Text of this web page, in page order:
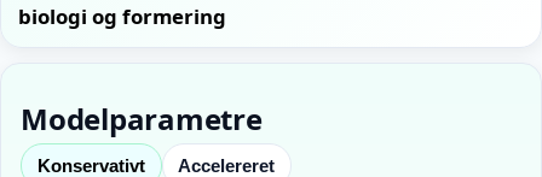
biologi og formering
Modelparametre
Konservativt Accelereret